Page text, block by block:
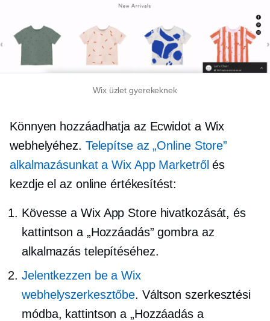
Wix üzlet gyerekeknek
Könnyen hozzáadhatja az Ecwidot a Wix
webhelyéhez. Telepítse az „Online Store”
alkalmazásunkat a Wix App Marketrőlés
kezdje el az online értékesítést:
Kövesse a Wix App Store hivatkozását, és
kattintson a „Hozzáadás” gombra az
alkalmazás telepítéséhez.
Jelentkezzen be a Wix
webhelyszerkesztőbe. Váltson szerkesztési
módba, kattintson a „Hozzáadás a